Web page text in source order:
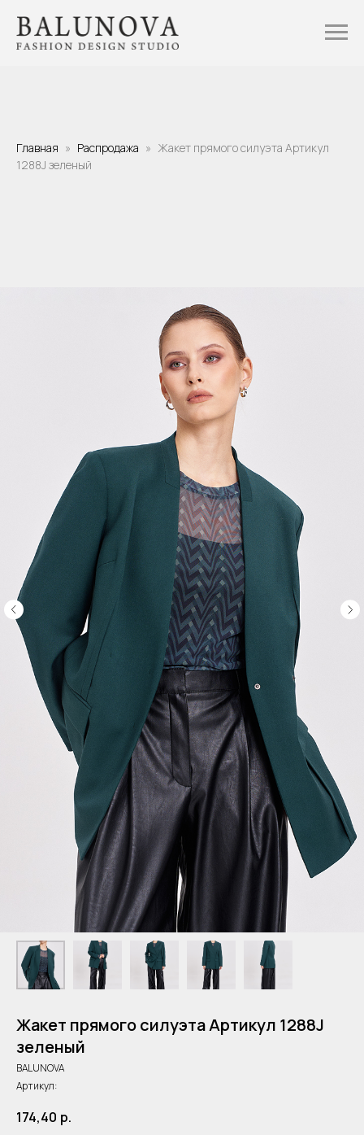
Главная Распродажа
Жакет прямого силуэта Артикул
1288J зеленый
Жакет прямого силуэта Артикул 1288J
зеленый
BALUNOVA
Артикул:
174,40 р.